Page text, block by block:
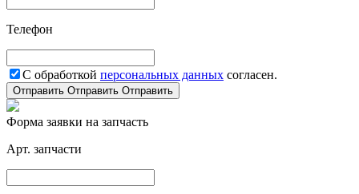
Телефон
С обработкой персональных данных согласен.
Отправить Отправить Отправить
Форма заявки на запчасть
Арт. запчасти